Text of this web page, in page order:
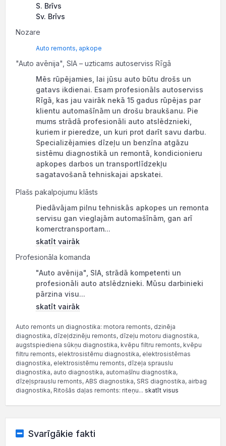
S. Brīvs
Sv. Brīvs
Nozare
Auto remonts, apkope
"Auto avēnija", SIA – uzticams autoserviss Rīgā
Mēs rūpējamies, lai jūsu auto būtu drošs un
gatavs ikdienai. Esam profesionāls autoserviss
Rīgā, kas jau vairāk nekā 15 gadus rūpējas par
klientu automašīnām un drošu braukšanu. Pie
mums strādā profesionāli auto atslēdznieki,
kuriem ir pieredze, un kuri prot darīt savu darbu.
Specializējamies dīzeļu un benzīna atgāzu
sistēmu diagnostikā un remontā, kondicionieru
apkopes darbos un transportlīdzekļu
sagatavošanā tehniskajai apskatei.
Plašs pakalpojumu klāsts
Piedāvājam pilnu tehniskās apkopes un remonta
servisu gan vieglajām automašīnām, gan arī
komerctransportam...
skatīt vairāk
Profesionāla komanda
"Auto avēnija", SIA, strādā kompetenti un
profesionāli auto atslēdznieki. Mūsu darbinieki
pārzina visu...
skatīt vairāk
Auto remonts un diagnostika: motora remonts, dzinēja
diagnostika, dīzeļdzinēju remonts, dīzeļu motoru diagnostika,
augstspiediena sūkņu diagnostika, kvēpu filtru remonts, kvēpu
filtru remonts, elektrosistēmu diagnostika, elektrosistēmas
diagnostika, elektrosistēmu remonts, dīzeļa sprauslu
diagnostika, auto diagnostika, automašīnu diagnostika,
dīzeļsprauslu remonts, ABS diagnostika, SRS diagnostika, airbag
diagnostika, Ritošās daļas remonts: riteņu... skatīt visus
Svarīgākie fakti